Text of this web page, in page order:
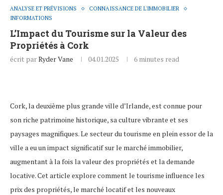
ANALYSE ET PRÉVISIONS
CONNAISSANCE DE L'IMMOBILIER
INFORMATIONS
L’Impact du Tourisme sur la Valeur des
Propriétés à Cork
écrit parRyder Vane 04.01.2025 6 minutes read
Cork, la deuxième plus grande ville d’Irlande, est connue pour
son riche patrimoine historique, sa culture vibrante et ses
paysages magnifiques. Le secteur du tourisme en plein essor de la
ville a eu un impact significatif sur le marché immobilier,
augmentant à la fois la valeur des propriétés et la demande
locative. Cet article explore comment le tourisme influence les
prix des propriétés, le marché locatif et les nouveaux